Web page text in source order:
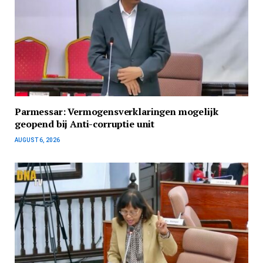
Parmessar: Vermogensverklaringen mogelijk
geopend bij Anti-corruptie unit
AUGUST 6, 2026